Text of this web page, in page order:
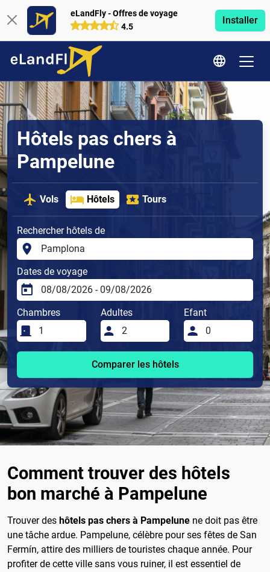
eLandFly - Offres de voyage
4.5
Installer
Hôtels pas chers à
Pampelune
Vols Hôtels Tours
Rechercher hôtels de
Dates de voyage
Chambres Adultes Efant
Comparer les hôtels
Comment trouver des hôtels
bon marché à Pampelune
Trouver des hôtels pas chers à Pampelune ne doit pas être
une tâche ardue. Pampelune, célèbre pour ses fêtes de San
Fermín, attire des milliers de touristes chaque année. Pour
profiter de cette ville sans vous ruiner, il est essentiel de